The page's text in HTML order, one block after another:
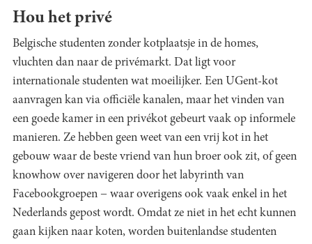
Hou het privé
Belgische studenten zonder kotplaatsje in de homes,
vluchten dan naar de privémarkt. Dat ligt voor
internationale studenten wat moeilijker. Een UGent-kot
aanvragen kan via officiële kanalen, maar het vinden van
een goede kamer in een privékot gebeurt vaak op informele
manieren. Ze hebben geen weet van een vrij kot in het
gebouw waar de beste vriend van hun broer ook zit, of geen
knowhow over navigeren door het labyrinth van
Facebookgroepen − waar overigens ook vaak enkel in het
Nederlands gepost wordt. Omdat ze niet in het echt kunnen
gaan kijken naar koten, worden buitenlandse studenten